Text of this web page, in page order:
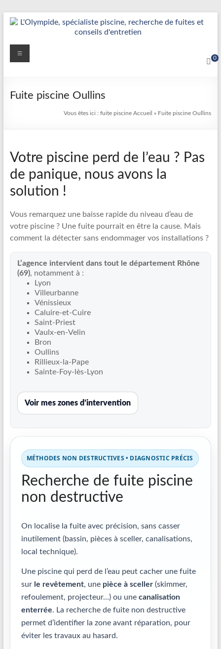
Aller
au
Détection
Réparation
Fuite
L’Olympide
—
Expert
France
Recherche
de
fuite
piscine
partout
réparation
canalisations
0
Menu
Fuite piscine Oullins
Vous êtes ici : fuite piscineAccueil » Fuite piscine Oullins
Votre piscine perd de l’eau ? Pas
de panique, nous avons la
solution !
Vous remarquez une baisse rapide du niveau d’eau de
votre piscine ? Une fuite pourrait en être la cause. Mais
comment la détecter sans endommager vos installations ?
L’agence intervient dans tout le département Rhône
(69), notamment à :
Lyon
Villeurbanne
Vénissieux
Caluire-et-Cuire
Saint-Priest
Vaulx-en-Velin
Bron
Oullins
Rillieux-la-Pape
Sainte-Foy-lès-Lyon
Voir mes zones d’intervention
MÉTHODES NON DESTRUCTIVES • DIAGNOSTIC PRÉCIS
Recherche de fuite piscine
non destructive
On localise la fuite avec précision, sans casser
inutilement (bassin, pièces à sceller, canalisations,
local technique).
Une piscine qui perd de l’eau peut cacher une fuite
sur le revêtement, une pièce à sceller(skimmer,
refoulement, projecteur…) ou une canalisation
enterrée. La recherche de fuite non destructive
permet d’identifier la zone avant réparation, pour
éviter les travaux au hasard.